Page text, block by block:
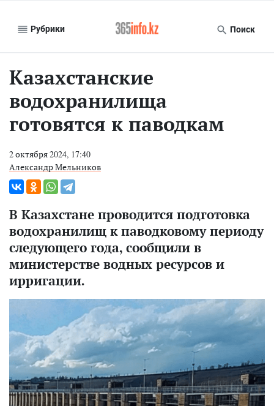
Рубрики Поиск
Казахстанские
водохранилища
готовятся к паводкам
2 октября 2024, 17:40
Александр Мельников
В Казахстане проводится подготовка
водохранилищ к паводковому периоду
следующего года, сообщили в
министерстве водных ресурсов и
ирригации.